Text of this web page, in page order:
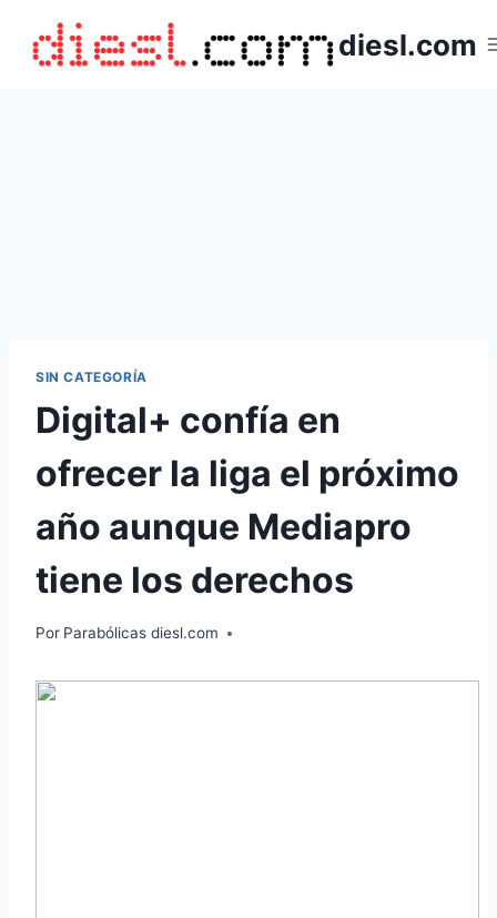
contenido
diesl.com
SIN CATEGORÍA
Digital+ confía en
ofrecer la liga el próximo
año aunque Mediapro
tiene los derechos
Por Parabólicas diesl.com